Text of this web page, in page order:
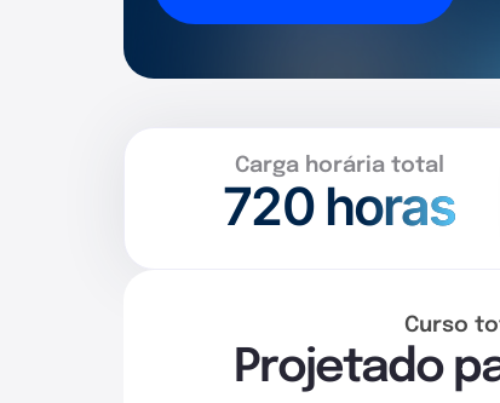
Carga horária total
720horas
Curso
Projetado